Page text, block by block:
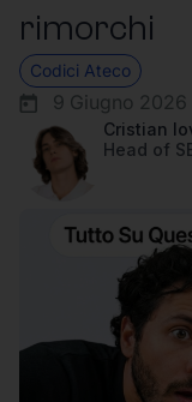
rimorchi
Codici Ateco
9 Giugno
Cristian
Head of